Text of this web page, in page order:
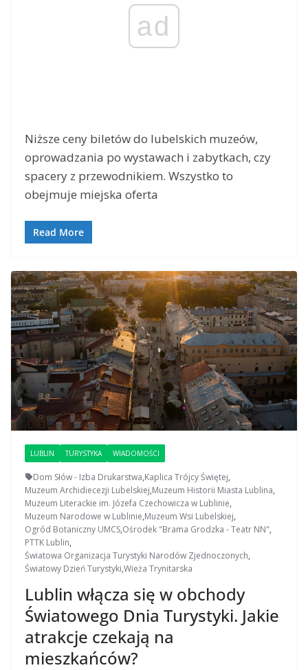
ad
Niższe ceny biletów do lubelskich muzeów,
oprowadzania po wystawach i zabytkach, czy
spacery z przewodnikiem. Wszystko to
obejmuje miejska oferta
Read More
LUBLIN TURYSTYKA WIADOMOŚCI
Dom Słów - Izba Drukarstwa,Kaplica Trójcy Świętej,
Muzeum Archidiecezji Lubelskiej,Muzeum Historii Miasta Lublina,
Muzeum Literackie im. Józefa Czechowicza w Lublinie,
Muzeum Narodowe w Lublinie,Muzeum Wsi Lubelskiej,
Ogród Botaniczny UMCS,Ośrodek "Brama Grodzka - Teatr NN",
PTTK Lublin,
Światowa Organizacja Turystyki Narodów Zjednoczonych,
Światowy Dzień Turystyki,Wieża Trynitarska
Lublin włącza się w obchody
Światowego Dnia Turystyki. Jakie
atrakcje czekają na
mieszkańców?